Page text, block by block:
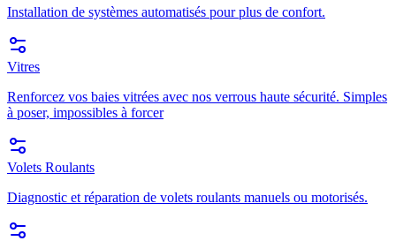
Installation de systèmes automatisés pour plus de confort.
Vitres
Renforcez vos baies vitrées avec nos verrous haute sécurité. Simples
à poser, impossibles à forcer
Volets Roulants
Diagnostic et réparation de volets roulants manuels ou motorisés.